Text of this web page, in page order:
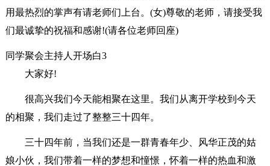
用最热烈的掌声有请老师们上台。(女)尊敬的老师，请接受我
们最诚挚的祝福和感谢!(请各位老师回座)
同学聚会主持人开场白3
大家好!
很高兴我们今天能相聚在这里。我们从离开学校到今天
的相聚，我们走过了整整三十四年。
三十四年前，当我们还是一群青春年少、风华正茂的姑
娘小伙，我们带着一样的梦想和憧憬，怀着一样的热血和激